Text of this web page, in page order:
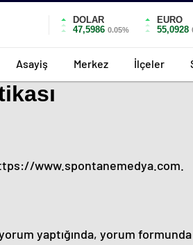
DOLAR
47,5986 0.05%
EURO
55,0928
Asayiş Merkez İlçeler
www.spontanemedya.com.
yaptığında, yorum